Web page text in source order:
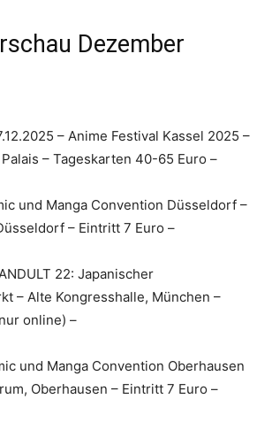
Dezember
– Anime Festival Kassel 2025 –
– Tageskarten 40-65 Euro –
und Manga Convention Düsseldorf –
– Eintritt 7 Euro –
22: Japanischer
– Alte Kongresshalle, München –
online) –
und Manga Convention Oberhausen
Oberhausen – Eintritt 7 Euro –